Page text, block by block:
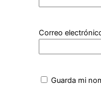
Correo
Guarda mi